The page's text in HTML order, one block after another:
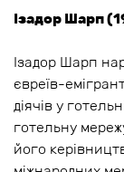
Ізадор Шарп
Ізадор Шарп
євреїв-
діячів у
готельну
його